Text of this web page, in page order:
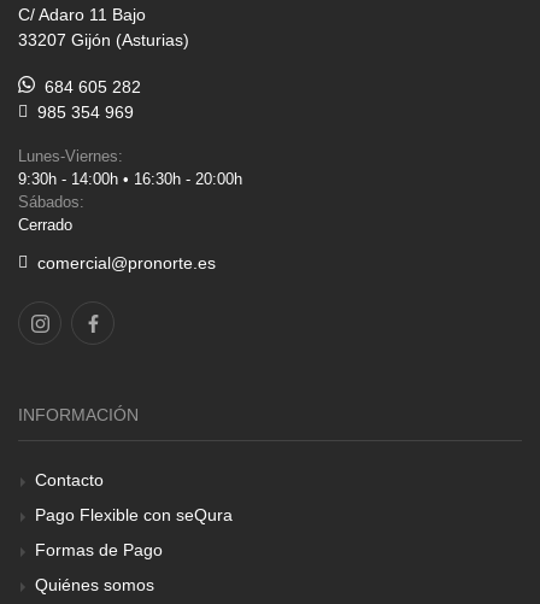
C/ Adaro 11 Bajo
33207 Gijón (Asturias)
684 605 282
985 354 969
Lunes-Viernes:
9:30h - 14:00h • 16:30h - 20:00h
Sábados:
Cerrado
comercial@pronorte.es
INFORMACIÓN
Contacto
Pago Flexible con seQura
Formas de Pago
Quiénes somos